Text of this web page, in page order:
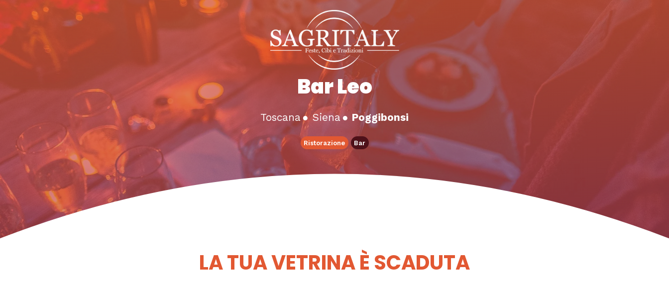
Bar Leo
Toscana ● Siena● Poggibonsi
Ristorazione Bar
LA TUA VETRINA È SCADUTA